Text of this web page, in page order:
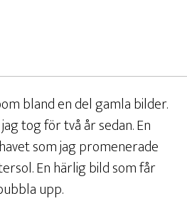
bland en del gamla bilder.
tog för två år sedan. En
som jag promenerade
En härlig bild som får
upp.